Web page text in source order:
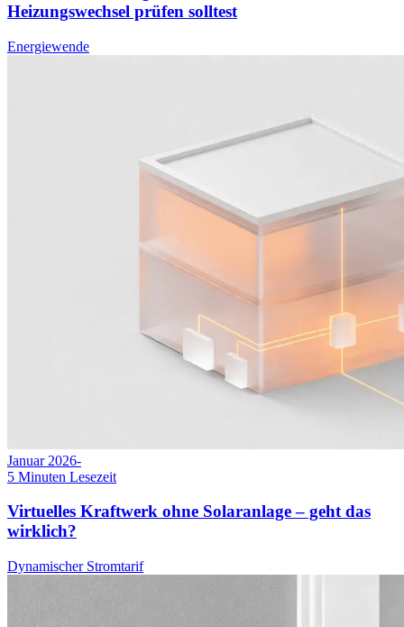
Heizungswechsel prüfen solltest
Energiewende
Januar 2026-
5 Minuten Lesezeit
Virtuelles Kraftwerk ohne Solaranlage – geht das
wirklich?
Dynamischer Stromtarif